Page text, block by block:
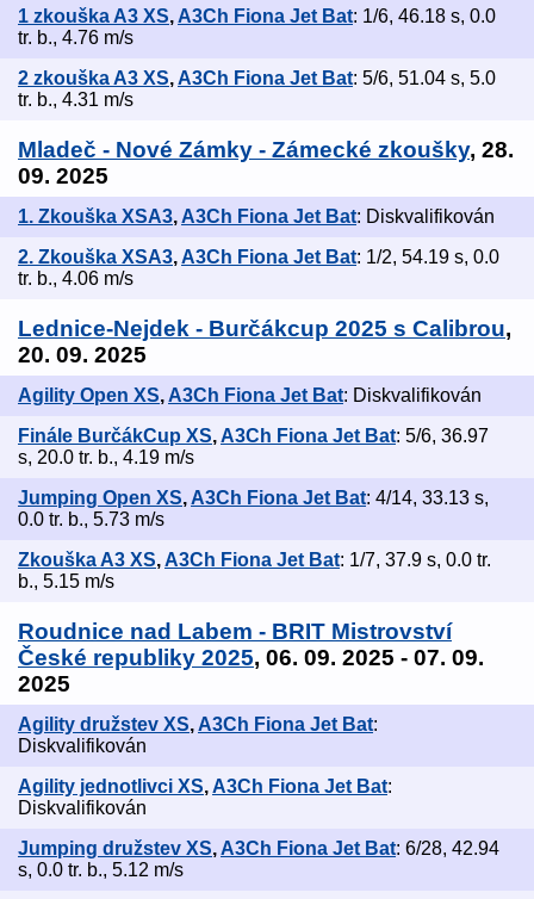
1 zkouška A3 XS, A3Ch Fiona Jet Bat: 1/6, 46.18 s, 0.0
tr. b., 4.76 m/s
2 zkouška A3 XS,A3Ch Fiona Jet Bat: 5/6, 51.04 s, 5.0
tr. b., 4.31 m/s
Mladeč - Nové Zámky - Zámecké zkoušky, 28.
09. 2025
1. Zkouška XSA3, A3Ch Fiona Jet Bat: Diskvalifikován
2. Zkouška XSA3,A3Ch Fiona Jet Bat: 1/2, 54.19 s, 0.0
tr. b., 4.06 m/s
Lednice-Nejdek - Burčákcup 2025 s Calibrou,
20. 09. 2025
Agility Open XS, A3Ch Fiona Jet Bat: Diskvalifikován
Finále BurčákCup XS,A3Ch Fiona Jet Bat: 5/6, 36.97
s, 20.0 tr. b., 4.19 m/s
Jumping Open XS, A3Ch Fiona Jet Bat: 4/14, 33.13 s,
0.0 tr. b., 5.73 m/s
Zkouška A3 XS,A3Ch Fiona Jet Bat: 1/7, 37.9 s, 0.0 tr.
b., 5.15 m/s
Roudnice nad Labem - BRIT Mistrovství
České republiky 2025, 06. 09. 2025 - 07. 09.
2025
Agility družstev XS, A3Ch Fiona Jet Bat:
Diskvalifikován
Agility jednotlivci XS,A3Ch Fiona Jet Bat:
Diskvalifikován
Jumping družstev XS, A3Ch Fiona Jet Bat: 6/28, 42.94
s, 0.0 tr. b., 5.12 m/s